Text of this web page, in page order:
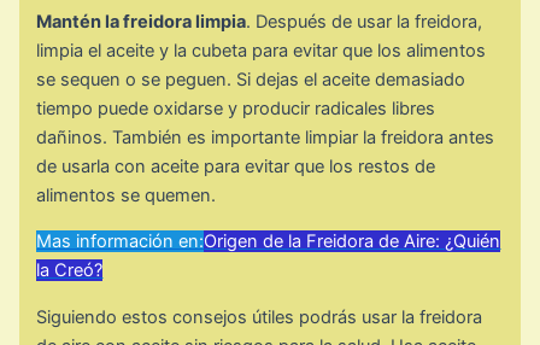
Mantén la freidora limpia. Después de usar la freidora,
limpia el aceite y la cubeta para evitar que los alimentos
se sequen o se peguen. Si dejas el aceite demasiado
tiempo puede oxidarse y producir radicales libres
dañinos. También es importante limpiar la freidora antes
de usarla con aceite para evitar que los restos de
alimentos se quemen.
Mas información en:Origen de la Freidora de Aire: ¿Quién
la Creó?
Siguiendo estos consejos útiles podrás usar la freidora